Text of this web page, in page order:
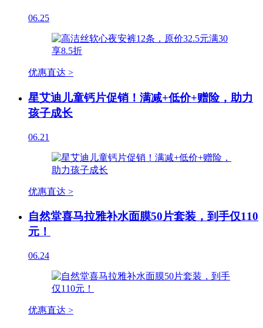
06.25
优惠直达 >
星艾迪儿童钙片促销！满减+低价+赠险，助力
孩子成长
06.21
优惠直达 >
自然堂喜马拉雅补水面膜50片套装，到手仅110
元！
06.24
优惠直达 >